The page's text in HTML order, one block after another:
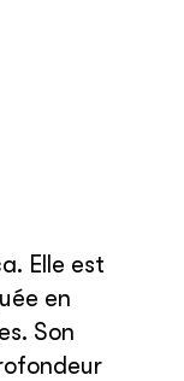
. Elle est
en
Son